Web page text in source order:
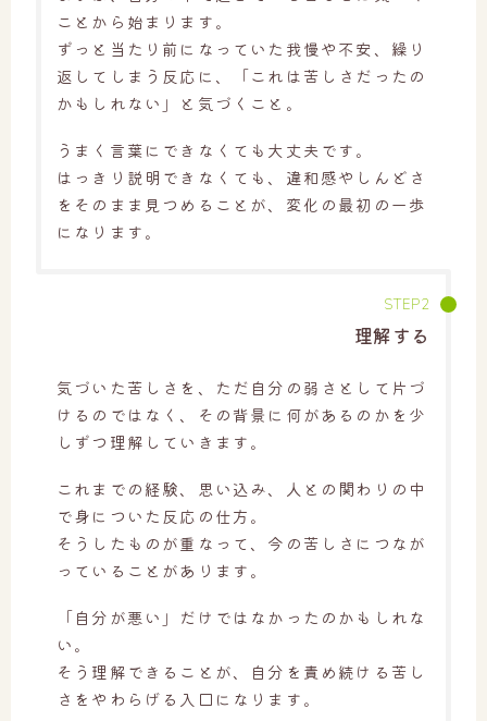
ことから始まります。
ずっと当たり前になっていた我慢や不安、繰り
返してしまう反応に、「これは苦しさだったの
かもしれない」と気づくこと。
うまく言葉にできなくても大丈夫です。
はっきり説明できなくても、違和感やしんどさ
をそのまま見つめることが、変化の最初の一歩
になります。
理解する
気づいた苦しさを、ただ自分の弱さとして片づ
けるのではなく、その背景に何があるのかを少
しずつ理解していきます。
これまでの経験、思い込み、人との関わりの中
で身についた反応の仕方。
そうしたものが重なって、今の苦しさにつなが
っていることがあります。
「自分が悪い」だけではなかったのかもしれな
い。
そう理解できることが、自分を責め続ける苦し
さをやわらげる入口になります。